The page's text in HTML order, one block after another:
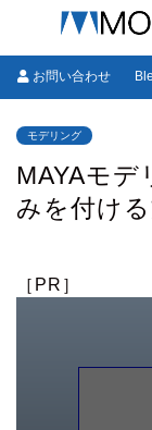
お問い合わせ
モデリング
MAYAモ
みを付け
［PR］